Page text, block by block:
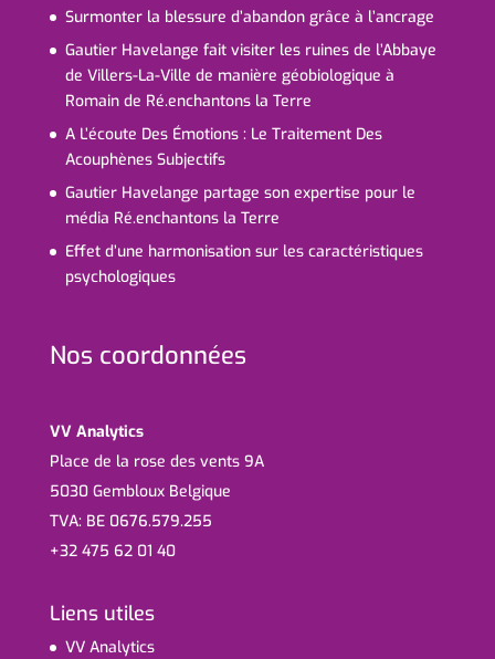
Surmonter la blessure d’abandon grâce à l’ancrage
Gautier Havelange fait visiter les ruines de l’Abbaye
de Villers-La-Ville de manière géobiologique à
Romain de Ré.enchantons la Terre
A L’écoute Des Émotions : Le Traitement Des
Acouphènes Subjectifs
Gautier Havelange partage son expertise pour le
média Ré.enchantons la Terre
Effet d’une harmonisation sur les caractéristiques
psychologiques
Nos coordonnées
VV Analytics
Place de la rose des vents 9A
5030 Gembloux Belgique
TVA: BE 0676.579.255
+32 475 62 01 40
Liens utiles
VV Analytics